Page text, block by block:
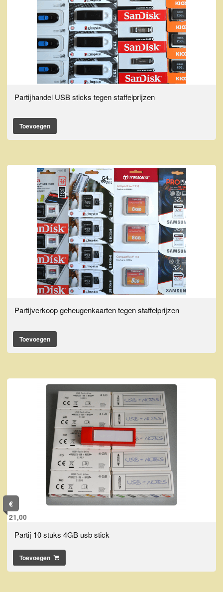
Partijhandel USB sticks tegen staffelprijzen
Toevoegen
Partijverkoop geheugenkaarten tegen staffelprijzen
Toevoegen
€
21,00
Partij 10 stuks 4GB usb stick
Toevoegen